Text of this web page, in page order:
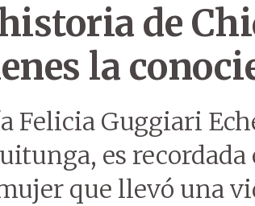
de
la
Felicia Guggiari
es
que llevó una